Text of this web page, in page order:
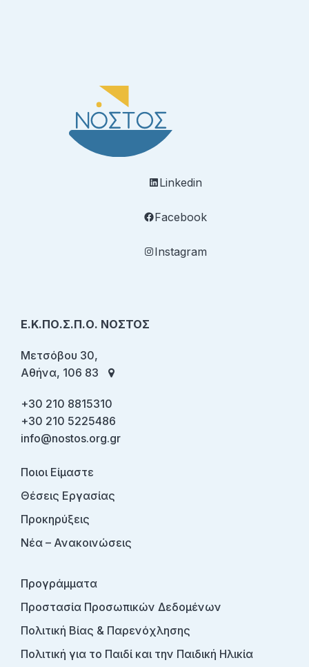
Linkedin
Facebook
Instagram
Ε.Κ.ΠΟ.Σ.Π.Ο. ΝΟΣΤΟΣ
Μετσόβου 30,
Αθήνα, 106 83
+30 210 8815310
+30 210 5225486
info@nostos.org.gr
Ποιοι Είμαστε
Θέσεις Εργασίας
Προκηρύξεις
Νέα – Ανακοινώσεις
Προγράμματα
Προστασία Προσωπικών Δεδομένων
Πολιτική Βίας & Παρενόχλησης
Πολιτική για το Παιδί και την Παιδική Ηλικία